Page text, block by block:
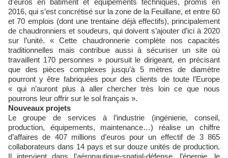
d’euros en bâtiment et équipements techniques, promis en
2016, qui s’est concrétisé sur la zone de la Feuillane, et entre 60
et 70 emplois (dont une trentaine déjà effectifs), principalement
de chaudronniers et soudeurs, qui doivent s’ajouter d’ici à 2020
sur l’unité. « Cette chaudronnerie complète nos capacités
traditionnelles mais contribue aussi à sécuriser un site où
travaillent 170 personnes » poursuit le dirigeant, en précisant
que des pièces complexes jusqu’à 5 mètres de diamètre
pourront y être fabriquées pour des clients de toute l’Europe
« qui n’auront plus à aller chercher très loin ce que nous
pourrons leur offrir sur le sol français ».
Nouveaux projets
Le groupe de services à l’industrie (ingénierie, conseil,
production, équipements, maintenance…) réalise un chiffre
d’affaires de 407 millions d’euros pour un effectif de 3 865
collaborateurs dans 14 pays et sur douze unités de production.
Il intervient dans l’aéronautique-spatial-défense, l’énergie, le